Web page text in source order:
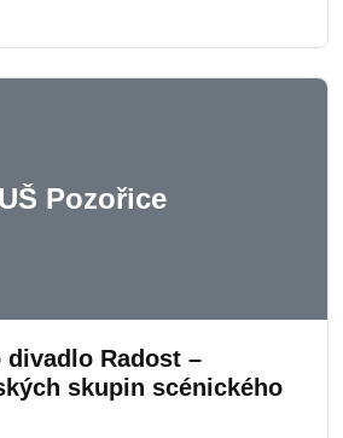
Pozořice
divadlo Radost –
skupin scénického